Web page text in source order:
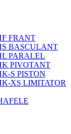
FRANT
BASCULANT
PARALEL
PIVOTANT
S PISTON
XS LIMITATOR